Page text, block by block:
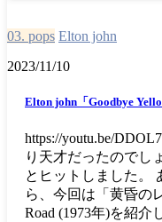
03. pops Elton john
2023/11/10
Elton john「Goodbye
https://youtu.be/
り天才だったのでし
とヒットしました。
ら、今回は「黄昏の
Road (1973年)を紹介